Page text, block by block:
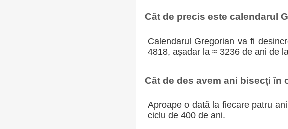
Cât de precis este calendarul
Calendarul Gregorian va fi
4818, așadar la ≈ 3236 de ani de
Cât de des avem ani bisecți în
Aproape o dată la fiecare patru
ciclu de 400 de ani.